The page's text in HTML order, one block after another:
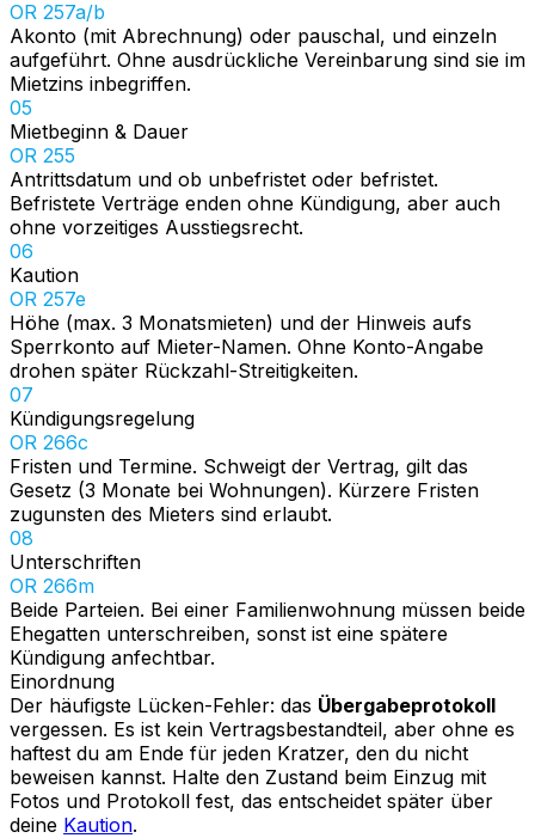
OR 257a/b
Akonto (mit Abrechnung) oder pauschal, und einzeln
aufgeführt. Ohne ausdrückliche Vereinbarung sind sie im
Mietzins inbegriffen.
05
Mietbeginn & Dauer
OR 255
Antrittsdatum und ob unbefristet oder befristet.
Befristete Verträge enden ohne Kündigung, aber auch
ohne vorzeitiges Ausstiegsrecht.
06
Kaution
OR 257e
Höhe (max. 3 Monatsmieten) und der Hinweis aufs
Sperrkonto auf Mieter-Namen. Ohne Konto-Angabe
drohen später Rückzahl-Streitigkeiten.
07
Kündigungsregelung
OR 266c
Fristen und Termine. Schweigt der Vertrag, gilt das
Gesetz (3 Monate bei Wohnungen). Kürzere Fristen
zugunsten des Mieters sind erlaubt.
08
Unterschriften
OR 266m
Beide Parteien. Bei einer Familienwohnung müssen beide
Ehegatten unterschreiben, sonst ist eine spätere
Kündigung anfechtbar.
Einordnung
Der häufigste Lücken-Fehler: das Übergabeprotokoll
vergessen. Es ist kein Vertragsbestandteil, aber ohne es
haftest du am Ende für jeden Kratzer, den du nicht
beweisen kannst. Halte den Zustand beim Einzug mit
Fotos und Protokoll fest, das entscheidet später über
deine Kaution.